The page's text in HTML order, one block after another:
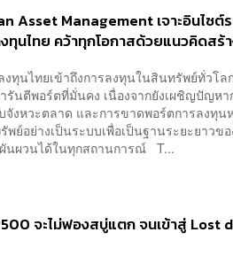
Asset Management เจาะอินไซต์
ทุนไทย คว้าทุกโอกาสด้วยแนวคิดสร้
ทุนไทยเข้าถึงการลงทุนในสินทรัพย์ทั่วโล
รันตีพอร์ตที่มั่นคง เนื่องจากยังเผชิญปัญห
จังหวะตลาด และการขาดพอร์ตการลงทุน
พย์อย่างเป็นระบบเพื่อเป็นฐานระยะยาวข
นผวนได้ในทุกสถานการณ์ T...
จะไม่ฟองสบู่แตก จนเข้าสู่ Lost